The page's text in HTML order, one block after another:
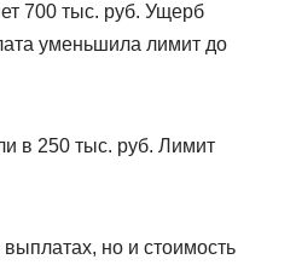
700 тыс. руб. Ущерб
уменьшила лимит до
в 250 тыс. руб. Лимит
но и стоимость